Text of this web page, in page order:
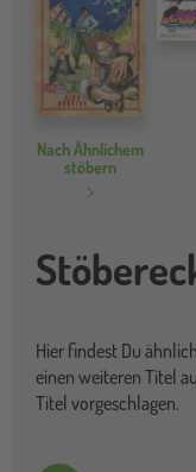
Nach Ähnlichem
stöbern
Hier findest Du
einen weiteren Titel
Titel vorgeschlagen.